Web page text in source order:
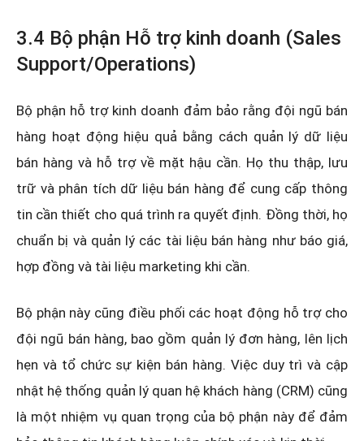
3.4 Bộ phận Hỗ trợ kinh doanh (Sales
Support/Operations)
Bộ phận hỗ trợ kinh doanh đảm bảo rằng đội ngũ bán
hàng hoạt động hiệu quả bằng cách quản lý dữ liệu
bán hàng và hỗ trợ về mặt hậu cần. Họ thu thập, lưu
trữ và phân tích dữ liệu bán hàng để cung cấp thông
tin cần thiết cho quá trình ra quyết định. Đồng thời, họ
chuẩn bị và quản lý các tài liệu bán hàng như báo giá,
hợp đồng và tài liệu marketing khi cần.
Bộ phận này cũng điều phối các hoạt động hỗ trợ cho
đội ngũ bán hàng, bao gồm quản lý đơn hàng, lên lịch
hẹn và tổ chức sự kiện bán hàng. Việc duy trì và cập
nhật hệ thống quản lý quan hệ khách hàng (CRM) cũng
là một nhiệm vụ quan trọng của bộ phận này để đảm